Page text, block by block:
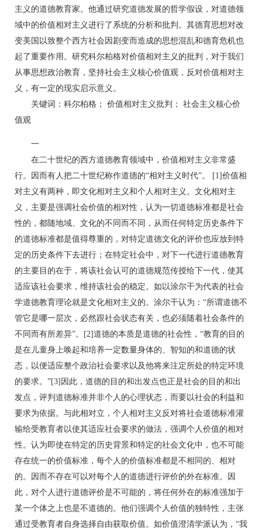
主义的道德教育家。他通过研究道德发展的哲学假设，对道德领
域中的价值相对主义进行了系统的分析和批判。其德育思想对改
变美国以致整个西方社会因剧变而造成的思想混乱和德育危机也
起了重要作用。研究科尔柏格对价值相对主义的批判，对于我们
从事思想政治教育，坚持社会主义核心价值观，反对价值相对主
义，有一定的现实启示意义。
关键词：科尔柏格； 价值相对主义批判； 社会主义核心价
值观
一
在二十世纪的西方道德教育领域中，价值相对主义非常盛
行。因而有人把二十世纪称作道德的“相对主义时代”。 [1]价值相
对主义有两种，即文化相对主义和个人相对主义。文化相对主
义，主要是强调社会价值的相对性，认为一切道德标准都是社会
性的，都随地域、文化的不同而不同，从而任何特定历史条件下
的道德标准都是值得尊重的，对特定道德文化的评价也应放到特
定的历史条件下去进行；在特定社会中，对下一代进行道德教育
的主要目的在于，将该社会认可的道德规范传授给下一代，使其
适应该社会要求，维持该社会的稳定。如以涂尔干为代表的社会
学道德教育理论就是文化相对主义的。涂尔干认为：“所谓道德不
管它是哪一层次，必然跟社会状态有关，也必须随着社会条件的
不同而有所差异”。[2]道德的本质是道德的社会性，“教育的目的
是在儿童身上唤起和培养一定数量身体的、智知的和道德的状
态，以便适应整个政治社会要求以及他将来注定所处的特定环境
的要求。”[3]因此，道德的目的和出发点也正是社会的目的和出
发点，评判道德标准并非个人的心理状态，而要以社会的利益和
要求为依据。与此相对立，个人相对主义反对将社会道德标准灌
输给受教育者以使其适应社会要求的做法，强调个人价值的相对
性。认为即使在特定的历史背景和特定的社会文化中，也不可能
存在统一的价值标准，每个人的价值标准都是不相同的、相对
的。因而不存在可以对每个人的道德进行评价的外在标准。因
此，对个人进行道德评价是不可能的，将任何外在的标准强加于
某一个体之上也是不道德的。他们强调个人价值的独特性，主张
通过受教育者自身选择自由获取价值。如价值澄清学派认为，“我